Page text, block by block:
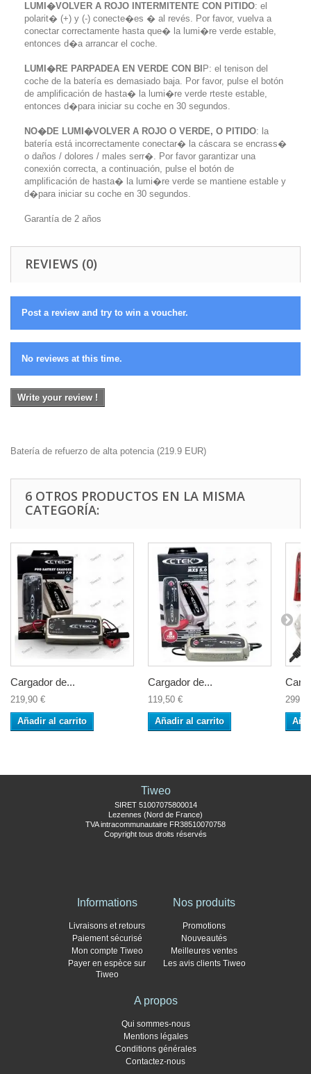
LUMI�VOLVER A ROJO INTERMITENTE CON PITIDO: el
polarit� (+) y (-) conecte�es � al revés. Por favor, vuelva a
conectar correctamente hasta que� la lumi�re verde estable,
entonces d�a arrancar el coche.
LUMI�RE PARPADEA EN VERDE CON BI P: el tenison del
coche de la batería es demasiado baja. Por favor, pulse el botón
de amplificación de hasta� la lumi�re verde rteste estable,
entonces d�para iniciar su coche en 30 segundos.
NO�DE LUMI�VOLVER A ROJO O VERDE, O PITIDO: la
batería está incorrectamente conectar� la cáscara se encrass�
o daños / dolores / males serr�. Por favor garantizar una
conexión correcta, a continuación, pulse el botón de
amplificación de hasta� la lumi�re verde se mantiene estable y
d�para iniciar su coche en 30 segundos.
Garantía de 2 años
REVIEWS (0)
Post a review and try to win a voucher.
No reviews at this time.
Write your review !
Batería de refuerzo de alta potencia (219.9 EUR)
6 OTROS PRODUCTOS EN LA MISMA
CATEGORÍA:
Cargador de...
219,90 €
Añadir al carrito
Cargador de...
119,50 €
Añadir al carrito
Tiweo
SIRET 51007075800014
Lezennes (Nord de France)
TVA intracommunautaire FR38510070758
Copyright tous droits réservés
Informations
Livraisons et retours
Paiement sécurisé
Mon compte Tiweo
Payer en espèce sur
Tiweo
Nos produits
Promotions
Nouveautés
Meilleures ventes
Les avis clients Tiweo
A propos
Qui sommes-nous
Mentions légales
Conditions générales
Contactez-nous